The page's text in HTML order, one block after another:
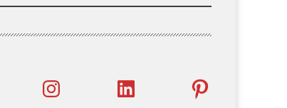
Instagram LinkedIn Pinterest